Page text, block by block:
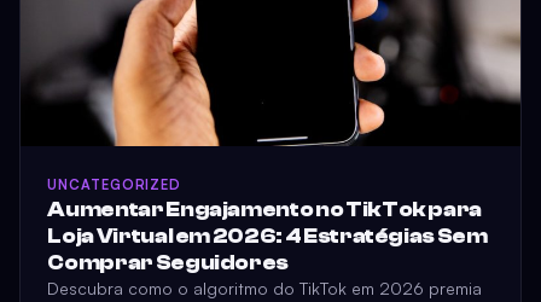
UNCATEGORIZED
Aumentar Engajamento no TikTok para
Loja Virtual em 2026: 4 Estratégias Sem
Comprar Seguidores
Descubra como o algoritmo do TikTok em 2026 premia